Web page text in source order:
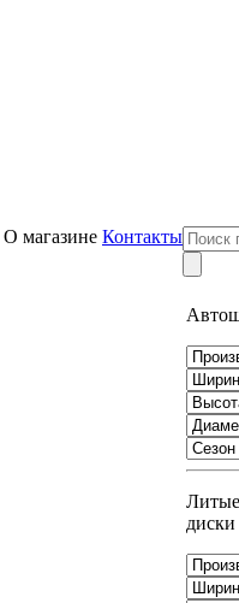
О магазине Контакты
Литые
диски